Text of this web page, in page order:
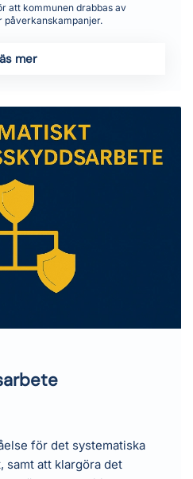
att kommunen drabbas av
mer
för det systematiska
samt att klargöra det